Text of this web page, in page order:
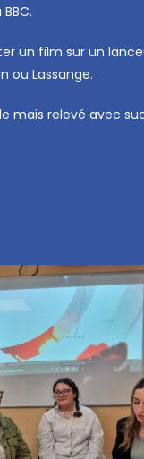
un film sur un
ou Lassange.
mais relevé avec